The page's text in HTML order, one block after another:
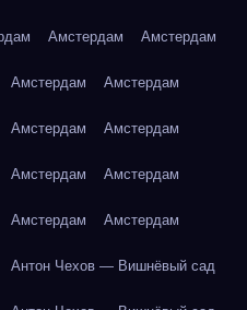
Амстердам Амстердам
Амстердам Амстердам
Амстердам Амстердам
Амстердам Амстердам
Амстердам Амстердам
Антон Чехов — Вишнёвый сад